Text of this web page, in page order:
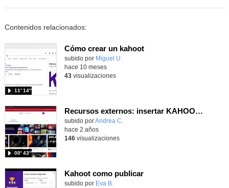
Contenidos relacionados:
Cómo crear un kahoot
Contenido educativo.
subido por Miguel U.
11′ 14″
hace 10 meses
43visualizaciones
Recursos externos: insertar KAHOOT! en el aula virtual
subido porAndrea C.
00′ 43″
hace 2 años
146visualizaciones
Kahoot como publicar
subido por Eva B.